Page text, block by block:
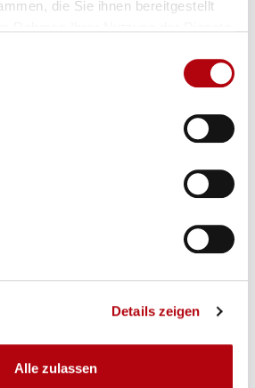
die Sie ihnen bereitgestellt
Details zeigen
Alle zulassen
weltweit unzufrieden: 70
Softwareentwicklung:
und neuen Rollen